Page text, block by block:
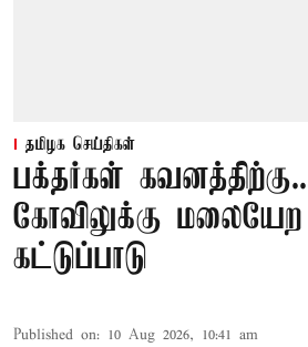
தமிழக செய்திகள்
பக்தர்கள் கவனத்திற்கு...
கோவிலுக்கு மலையேற
கட்டுப்பாடு
Published on: 10 Aug 2026, 10:41 am